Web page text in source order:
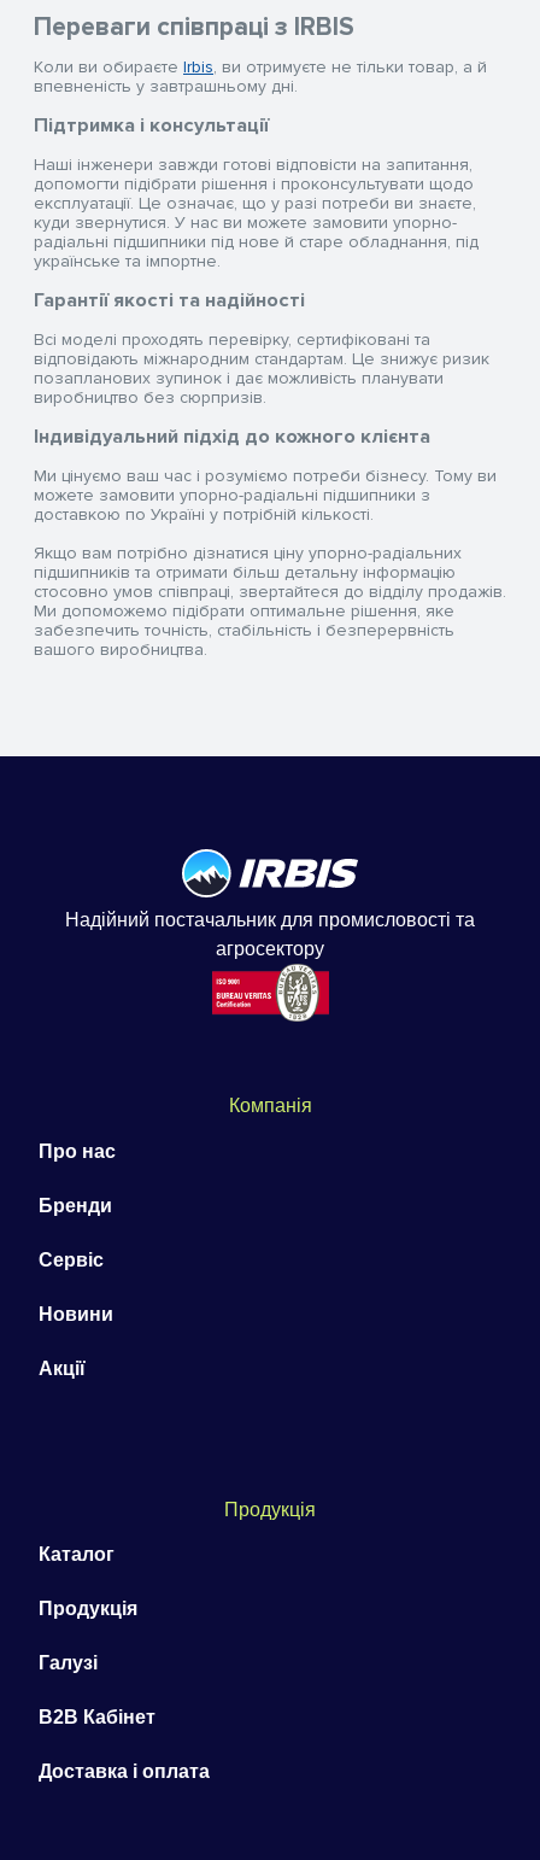
Переваги співпраці з IRBIS
Коли ви обираєте Irbis, ви отримуєте не тільки товар, а й
впевненість у завтрашньому дні.
Підтримка і консультації
Наші інженери завжди готові відповісти на запитання,
допомогти підібрати рішення і проконсультувати щодо
експлуатації. Це означає, що у разі потреби ви знаєте,
куди звернутися. У нас ви можете замовити упорно-
радіальні підшипники під нове й старе обладнання, під
українське та імпортне.
Гарантії якості та надійності
Всі моделі проходять перевірку, сертифіковані та
відповідають міжнародним стандартам. Це знижує ризик
позапланових зупинок і дає можливість планувати
виробництво без сюрпризів.
Індивідуальний підхід до кожного клієнта
Ми цінуємо ваш час і розуміємо потреби бізнесу. Тому ви
можете замовити упорно-радіальні підшипники з
доставкою по Україні у потрібній кількості.
Якщо вам потрібно дізнатися ціну упорно-радіальних
підшипників та отримати більш детальну інформацію
стосовно умов співпраці, звертайтеся до відділу продажів.
Ми допоможемо підібрати оптимальне рішення, яке
забезпечить точність, стабільність і безперервність
вашого виробництва.
Надійний постачальник для промисловості та
агросектору
Компанія
Про нас
Бренди
Сервіс
Новини
Акції
Продукція
Каталог
Продукція
Галузі
B2B Кабінет
Доставка і оплата